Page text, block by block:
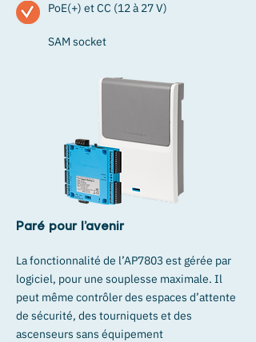
PoE(+) et CC (12 à 27 V)
SAM socket
Paré pour l’avenir
La fonctionnalité de l’AP7803 est gérée par
logiciel, pour une souplesse maximale. Il
peut même contrôler des espaces d’attente
de sécurité, des tourniquets et des
ascenseurs sans équipement